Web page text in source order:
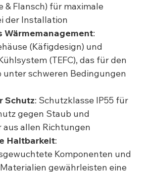
& Flansch) für maximale
der Installation
Wärmemanagement:
(Käfigdesign) und
(TEFC), das für den
unter schweren Bedingungen
Schutz: Schutzklasse IP55 für
gegen Staub und
aus allen Richtungen
Haltbarkeit:
Komponenten und
gewährleisten eine